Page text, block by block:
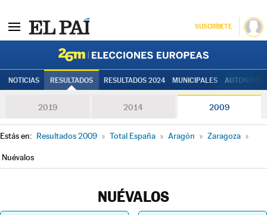
SUSCRÍBETE
NOTICIAS RESULTADOS RESULTADOS 2024 MUNICIPALES
2019 2014 2009
Estás en: Resultados 2009 » Total España » Aragón » Zaragoza »
Nuévalos
NUÉVALOS